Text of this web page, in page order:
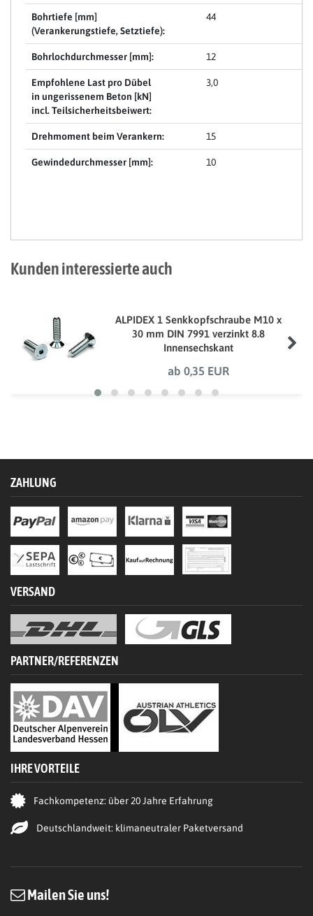
Bohrtiefe [mm]
(Verankerungstiefe, Setztiefe):
44
Bohrlochdurchmesser [mm]: 12
Empfohlene Last pro Dübel
in ungerissenem Beton [kN]
incl. Teilsicherheitsbeiwert:
3,0
Drehmoment beim Verankern: 15
Gewindedurchmesser [mm]: 10
Kunden interessierte auch
ALPIDEX 1 Senkkopfschraube M10 x
30 mm DIN 7991 verzinkt 8.8
Innensechskant
ab 0,35 EUR
ZAHLUNG
VERSAND
PARTNER/REFERENZEN
IHRE VORTEILE
Fachkompetenz: über 20 Jahre Erfahrung
Deutschlandweit: klimaneutraler Paketversand
Mailen Sie uns!